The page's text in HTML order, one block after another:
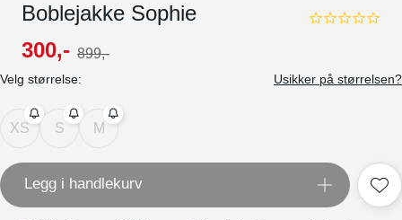
Boblejakke Sophie
0.0
300,- 899,-
Velg størrelse: Usikker på størrelsen?
XS S M
Legg i handlekurv